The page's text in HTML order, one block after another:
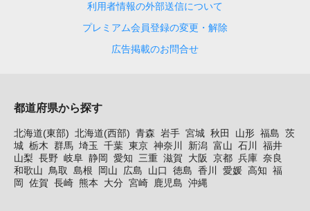
利用者情報の外部送信について
プレミアム会員登録の変更・解除
広告掲載のお問合せ
都道府県から探す
北海道(東部) 北海道(西部) 青森 岩手 宮城 秋田 山形 福島 茨
城 栃木 群馬 埼玉 千葉 東京 神奈川 新潟 富山 石川
福井
山梨 長野 岐阜 静岡 愛知 三重 滋賀 大阪 京都 兵庫 奈良
和歌山
鳥取 島根 岡山 広島 山口 徳島 香川 愛媛 高知 福
岡
佐賀 長崎 熊本 大分 宮崎 鹿児島 沖縄